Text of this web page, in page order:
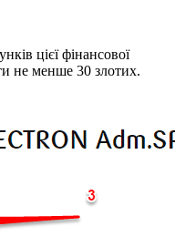
цієї фінансової
не менше 30 злотих.